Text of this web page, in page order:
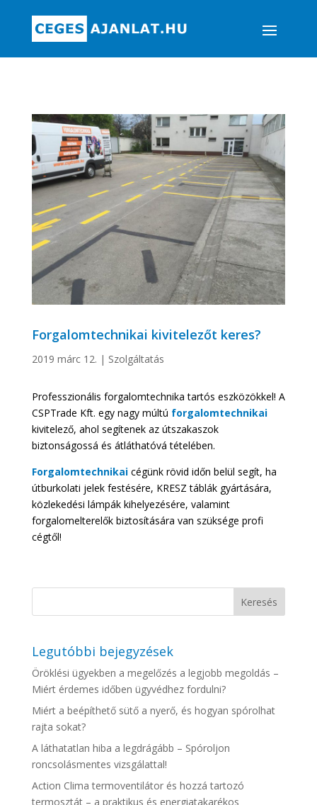
Forgalomtechnikai kivitelezőt keres?
2019 márc 12. | Szolgáltatás
Professzionális forgalomtechnika tartós eszközökkel! A
CSPTrade Kft. egy nagy múltú forgalomtechnikai
kivitelező, ahol segítenek az útszakaszok
biztonságossá és átláthatóvá tételében.
Forgalomtechnikaicégünk rövid időn belül segít, ha
útburkolati jelek festésére, KRESZ táblák gyártására,
közlekedési lámpák kihelyezésére, valamint
forgalomelterelők biztosítására van szüksége profi
cégtől!
Legutóbbi bejegyzések
Öröklési ügyekben a megelőzés a legjobb megoldás –
Miért érdemes időben ügyvédhez fordulni?
Miért a beépíthető sütő a nyerő, és hogyan spórolhat
rajta sokat?
A láthatatlan hiba a legdrágább – Spóroljon
roncsolásmentes vizsgálattal!
Action Clima termoventilátor és hozzá tartozó
termosztát – a praktikus és energiatakarékos